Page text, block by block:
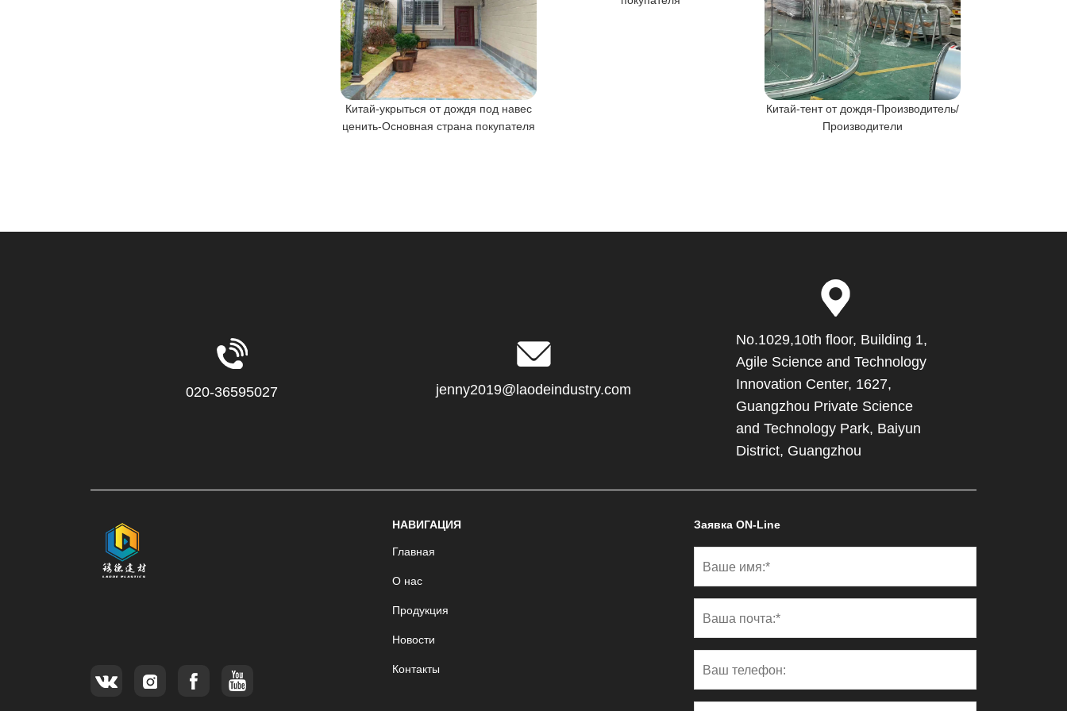
Китай-укрыться от дождя под навес
ценить-Основная страна покупателя
Китай-тент от дождя-Производитель/
Производители
020-36595027 jenny2019@laodeindustry.com
No.1029,10th floor, Building 1,
Agile Science and Technology
Innovation Center, 1627,
Guangzhou Private Science
and Technology Park, Baiyun
District, Guangzhou
НАВИГАЦИЯ
Главная
О нас
Продукция
Новости
Контакты
Заявка ON-Line